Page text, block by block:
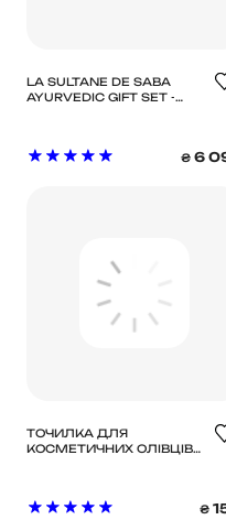
LA SULTANE DE SABA
AYURVEDIC GIFT SET -
₴ 6
ТОЧИЛКА ДЛЯ
КОСМЕТИЧНИХ ОЛІВЦІВ
₴